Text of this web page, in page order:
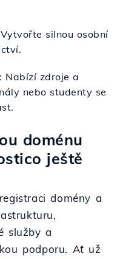
silnou osobní
: Nabízí zdroje a
nebo studenty se
doménu
ještě
domény a
služby a
podporu. Ať už